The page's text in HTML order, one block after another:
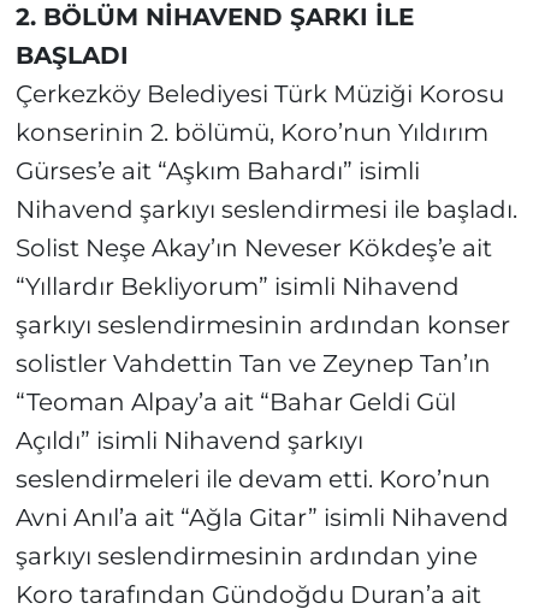
2. BÖLÜM NİHAVEND ŞARKI İLE
BAŞLADI
Çerkezköy Belediyesi Türk Müziği Korosu
konserinin 2. bölümü, Koro’nun Yıldırım
Gürses’e ait “Aşkım Bahardı” isimli
Nihavend şarkıyı seslendirmesi ile başladı.
Solist Neşe Akay’ın Neveser Kökdeş’e ait
“Yıllardır Bekliyorum” isimli Nihavend
şarkıyı seslendirmesinin ardından konser
solistler Vahdettin Tan ve Zeynep Tan’ın
“Teoman Alpay’a ait “Bahar Geldi Gül
Açıldı” isimli Nihavend şarkıyı
seslendirmeleri ile devam etti. Koro’nun
Avni Anıl’a ait “Ağla Gitar” isimli Nihavend
şarkıyı seslendirmesinin ardından yine
Koro tarafından Gündoğdu Duran’a ait